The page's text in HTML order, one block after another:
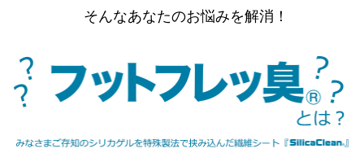
そんなあなたのお悩みを解消！